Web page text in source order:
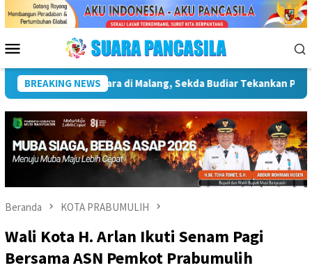
Menu
Mobile
BREAKING NEWS
Infrastruktur Kebudayaan Wakil Wali Kota Lepas
Beranda KOTA PRABUMULIH
Wali Kota H. Arlan Ikuti Senam Pagi
Bersama ASN Pemkot Prabumulih